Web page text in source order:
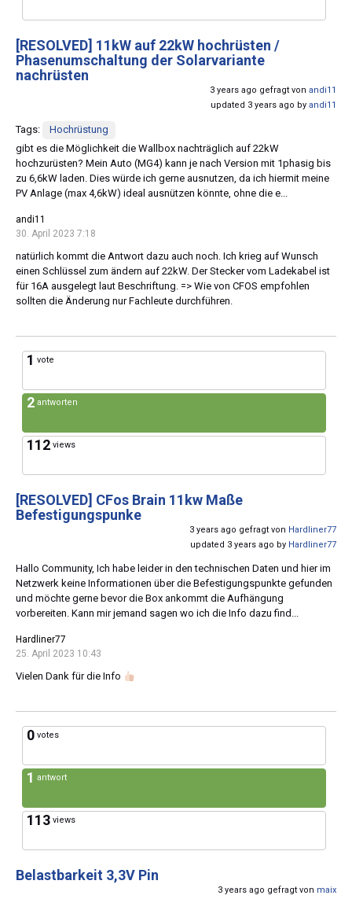
[RESOLVED] 11kW auf 22kW hochrüsten /
Phasenumschaltung der Solarvariante
nachrüsten
3 years ago gefragt von andi11
updated 3 years ago by andi11
Tags:
Hochrüstung
gibt es die Möglichkeit die Wallbox nachträglich auf 22kW
hochzurüsten? Mein Auto (MG4) kann je nach Version mit 1phasig bis
zu 6,6kW laden. Dies würde ich gerne ausnutzen, da ich hiermit meine
PV Anlage (max 4,6kW) ideal ausnützen könnte, ohne die e...
andi11
30. April 2023 7:18
natürlich kommt die Antwort dazu auch noch. Ich krieg auf Wunsch
einen Schlüssel zum ändern auf 22kW. Der Stecker vom Ladekabel ist
für 16A ausgelegt laut Beschriftung. => Wie von CFOS empfohlen
sollten die Änderung nur Fachleute durchführen.
1 vote
2 antworten
112 views
[RESOLVED] CFos Brain 11kw Maße
Befestigungspunke
3 years ago gefragt von Hardliner77
updated 3 years ago by Hardliner77
Hallo Community, Ich habe leider in den technischen Daten und hier im
Netzwerk keine Informationen über die Befestigungspunkte gefunden
und möchte gerne bevor die Box ankommt die Aufhängung
vorbereiten. Kann mir jemand sagen wo ich die Info dazu find...
Hardliner77
25. April 2023 10:43
Vielen Dank für die Info
0 votes
1 antwort
113 views
Belastbarkeit 3,3V Pin
3 years ago gefragt von maix